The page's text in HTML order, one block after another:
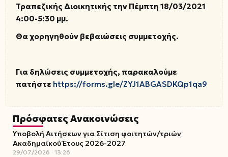
Τραπεζικής Διοικητικής την Πέμπτη 18/03/2021
4:00-5:30 μμ.
Θα χορηγηθούν βεβαιώσεις συμμετοχής.
Για δηλώσεις συμμετοχής, παρακαλούμε
πατήστε https://forms.gle/ZYJ1ABGASDKQp1qa9
Πρόσφατες Ανακοινώσεις
Υποβολή Αιτήσεων για Σίτιση φοιτητών/τριών
Ακαδημαϊκού Έτους 2026-2027
29/07/2026 13:26